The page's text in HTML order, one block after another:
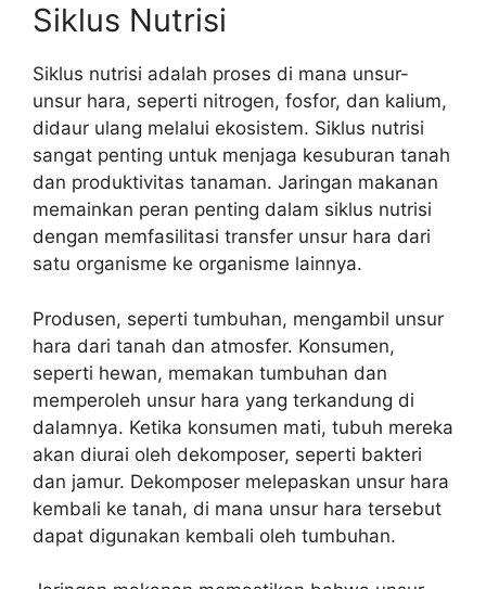
Siklus Nutrisi
Siklus nutrisi adalah proses di mana unsur-
unsur hara, seperti nitrogen, fosfor, dan kalium,
didaur ulang melalui ekosistem. Siklus nutrisi
sangat penting untuk menjaga kesuburan tanah
dan produktivitas tanaman. Jaringan makanan
memainkan peran penting dalam siklus nutrisi
dengan memfasilitasi transfer unsur hara dari
satu organisme ke organisme lainnya.
Produsen, seperti tumbuhan, mengambil unsur
hara dari tanah dan atmosfer. Konsumen,
seperti hewan, memakan tumbuhan dan
memperoleh unsur hara yang terkandung di
dalamnya. Ketika konsumen mati, tubuh mereka
akan diurai oleh dekomposer, seperti bakteri
dan jamur. Dekomposer melepaskan unsur hara
kembali ke tanah, di mana unsur hara tersebut
dapat digunakan kembali oleh tumbuhan.